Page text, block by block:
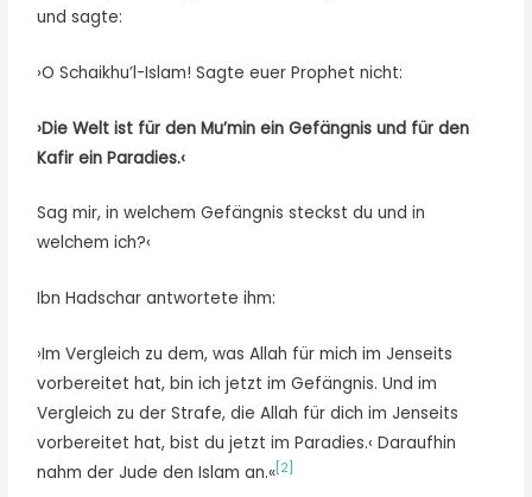
und sagte:
›O Schaikhu’l-Islam! Sagte euer Prophet nicht:
›Die Welt ist für den Mu’min ein Gefängnis und für den
Kafir ein Paradies.‹
Sag mir, in welchem Gefängnis steckst du und in
welchem ich?‹
Ibn Hadschar antwortete ihm:
›Im Vergleich zu dem, was Allah für mich im Jenseits
vorbereitet hat, bin ich jetzt im Gefängnis. Und im
Vergleich zu der Strafe, die Allah für dich im Jenseits
vorbereitet hat, bist du jetzt im Paradies.‹ Daraufhin
nahm der Jude den Islam an.« [2]